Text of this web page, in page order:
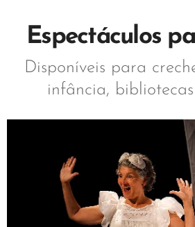
Espectáculos
Disponíveis para
infância,